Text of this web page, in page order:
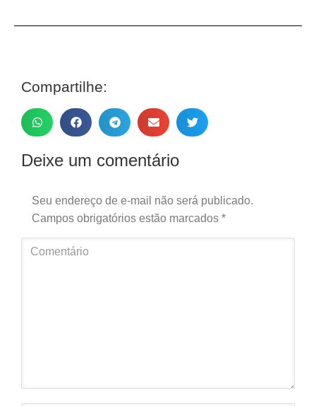
Compartilhe:
Deixe um comentário
Seu endereço de e-mail não será publicado.
Campos obrigatórios estão marcados *
Comentário